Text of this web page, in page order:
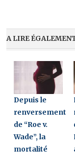
A LIRE
Depuis le
renversement
de “Roe v.
Wade”, la
mortalité